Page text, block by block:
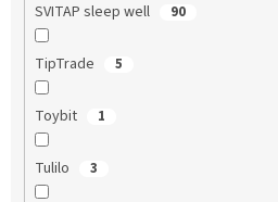
SVITAP sleep well 90
TipTrade 5
Toybit 1
Tulilo 3